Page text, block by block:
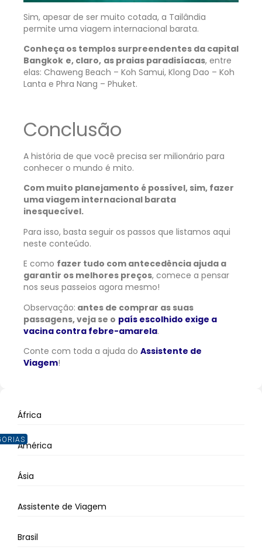
Sim, apesar de ser muito cotada, a Tailândia
permite uma viagem internacional barata.
Conheça os templos surpreendentes da capital
Bangkok e, claro, as praias paradisíacas, entre
elas: Chaweng Beach – Koh Samui, Klong Dao – Koh
Lanta e Phra Nang – Phuket.
Conclusão
A história de que você precisa ser milionário para
conhecer o mundo é mito.
Com muito planejamento é possível, sim, fazer
uma viagem internacional barata
inesquecível.
Para isso, basta seguir os passos que listamos aqui
neste conteúdo.
E como fazer tudo com antecedência ajuda a
garantir os melhores preços, comece a pensar
nos seus passeios agora mesmo!
Observação: antes de comprar as suas
passagens, veja se o país escolhido exige a
vacina contra febre-amarela.
Conte com toda a ajuda do Assistente de
Viagem!
África
América
Ásia
Assistente de Viagem
Brasil